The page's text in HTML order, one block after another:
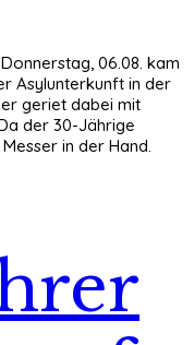
06.08. kam
Asylunterkunft in der
geriet dabei mit
der 30-Jährige
in der Hand.